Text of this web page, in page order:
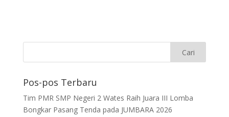
Pos-pos Terbaru
Tim PMR SMP Negeri 2 Wates Raih Juara III Lomba
Bongkar Pasang Tenda pada JUMBARA 2026